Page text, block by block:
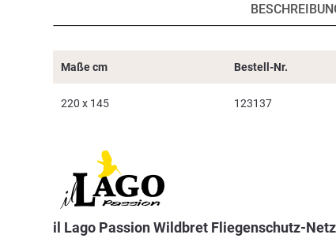
Maße cm Bestell-Nr.
220 x 145 123137
il Lago Passion Wildbret Fliegenschutz-